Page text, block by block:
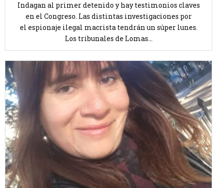
Indagan al primer detenido y hay testimonios claves
en el Congreso. Las distintas investigaciones por
el espionaje ilegal macrista tendrán un súper lunes.
Los tribunales de Lomas...